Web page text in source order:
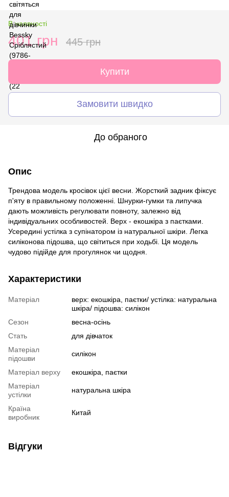
В наявності
401 грн 445 грн
Купити
Замовити швидко
До обраного
Опис
Трендова модель кросівок цієї весни. Жорсткий задник фіксує
п'яту в правильному положенні. Шнурки-гумки та липучка
дають можливість регулювати повноту, залежно від
індивідуальних особливостей. Верх - екошкіра з паєтками.
Усередині устілка з супінатором із натуральної шкіри. Легка
силіконова підошва, що світиться при ходьбі. Ця модель
чудово підійде для прогулянок чи щодня.
Характеристики
Матеріал
верх: екошкіра, паєтки/ устілка: натуральна
шкіра/ підошва: силікон
Сезон
весна-осінь
Стать
для дівчаток
Матеріал
підошви
силікон
Матеріал верху
екошкіра, паєтки
Матеріал
устілки
натуральна шкіра
Країна
виробник
Китай
Відгуки